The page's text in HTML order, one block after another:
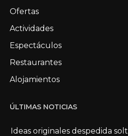
Ofertas
Actividades
Espectáculos
Restaurantes
Alojamientos
ÚLTIMAS NOTICIAS
Ideas originales despedida